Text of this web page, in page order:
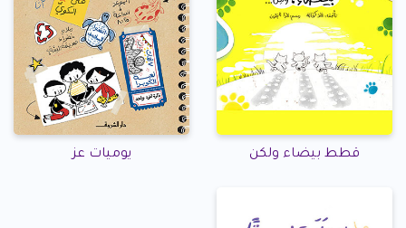
قطط بيضاء ولكن يوميات عز